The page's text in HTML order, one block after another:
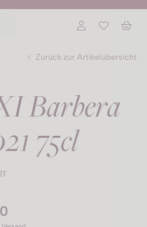
Zurück zur Artikelübersicht
Barbera
75cl